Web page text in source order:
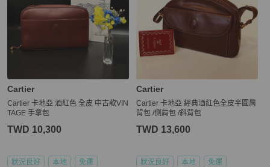
Cartier
Cartier 卡地亞 酒紅色 全皮 中古款VIN
TAGE 手拿包
TWD 10,300
狀況良好 本地 免運
Cartier
Cartier 卡地亞 經典酒紅色全皮半圓肩
背包 /側肩包 /斜背包
TWD 13,600
狀況良好 本地 免運